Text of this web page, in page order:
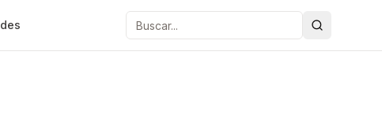
Buscar